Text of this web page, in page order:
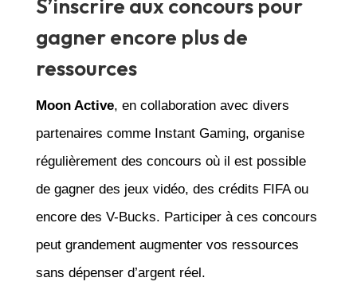
S’inscrire aux concours pour
gagner encore plus de
ressources
Moon Active, en collaboration avec divers
partenaires comme Instant Gaming, organise
régulièrement des concours où il est possible
de gagner des jeux vidéo, des crédits FIFA ou
encore des V-Bucks. Participer à ces concours
peut grandement augmenter vos ressources
sans dépenser d’argent réel.